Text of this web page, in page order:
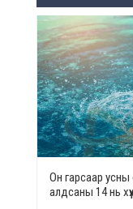
Он гарсаар
алдсаны 14 нь